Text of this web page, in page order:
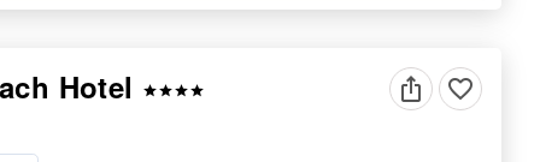
Hotel starstarstarstar favorite_border